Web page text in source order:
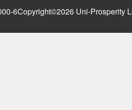
6Copyright©2026 Uni-Prosperity